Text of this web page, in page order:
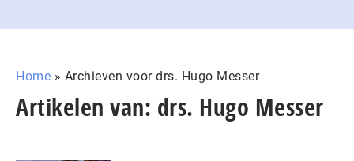
Home » Archieven voor drs. Hugo Messer
Artikelen van: drs. Hugo Messer